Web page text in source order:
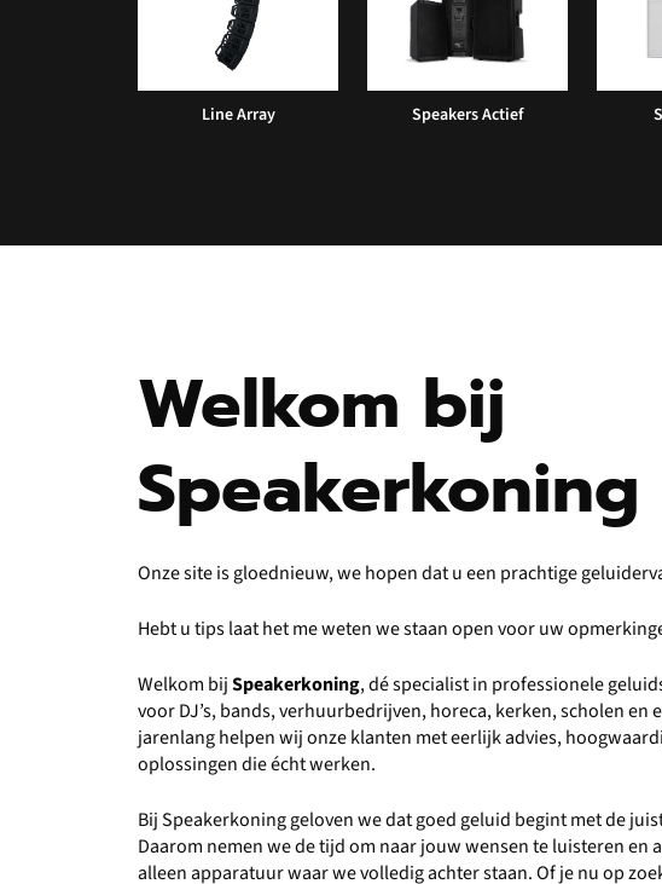
Line Array Speakers Actief
Welkom bij
Speakerkoning
Onze site is gloednieuw, we hopen dat u een prachtige
Hebt u tips laat het me weten we staan open voor uw
Welkom bijSpeakerkoning, dé specialist in professionele
voor DJ’s, bands, verhuurbedrijven, horeca, kerken, scholen en
jarenlang helpen wij onze klanten met eerlijk advies,
oplossingen die écht werken.
Bij Speakerkoning geloven we dat goed geluid begint met de
Daarom nemen we de tijd om naar jouw wensen te luisteren en
alleen apparatuur waar we volledig achter staan. Of je nu op